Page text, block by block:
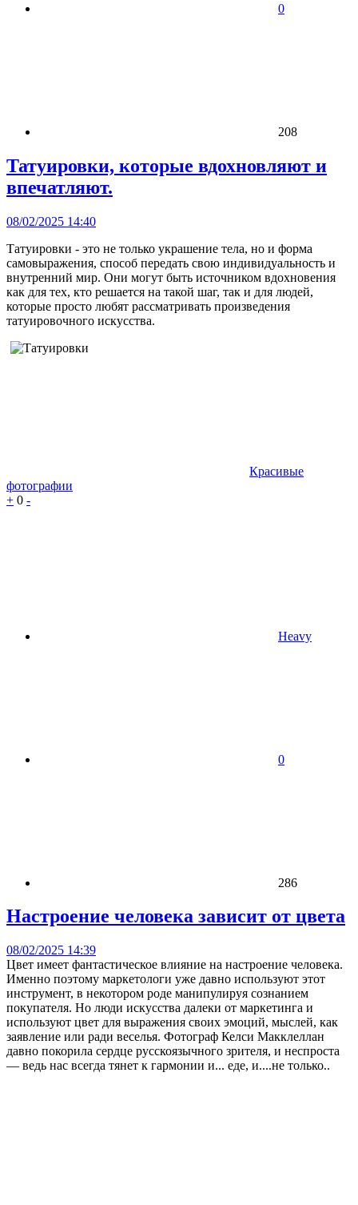
0
208
Татуировки, которые вдохновляют и
впечатляют.
08/02/2025 14:40
Татуировки - это не только украшение тела, но и форма
самовыражения, способ передать свою индивидуальность и
внутренний мир. Они могут быть источником вдохновения
как для тех, кто решается на такой шаг, так и для людей,
которые просто любят рассматривать произведения
татуировочного искусства.
Красивые
фотографии
+ 0 -
Heavy
0
286
Настроение человека зависит от цвета
08/02/2025 14:39
Цвет имеет фантастическое влияние на настроение человека.
Именно поэтому маркетологи уже давно используют этот
инструмент, в некотором роде манипулируя сознанием
покупателя. Но люди искусства далеки от маркетинга и
используют цвет для выражения своих эмоций, мыслей, как
заявление или ради веселья. Фотограф Келси Макклеллан
давно покорила сердце русскоязычного зрителя, и неспроста
— ведь нас всегда тянет к гармонии и... еде, и....не только..